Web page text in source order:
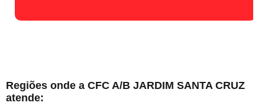
Regiões onde a CFC A/B JARDIM SANTA CRUZ
atende: